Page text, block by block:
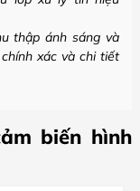
thập ánh sáng và
xác và chi tiết
biến hình